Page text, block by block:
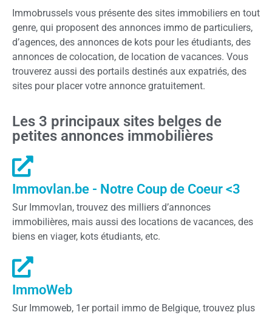
Immobrussels vous présente des sites immobiliers en tout
genre, qui proposent des annonces immo de particuliers,
d’agences, des annonces de kots pour les étudiants, des
annonces de colocation, de location de vacances. Vous
trouverez aussi des portails destinés aux expatriés, des
sites pour placer votre annonce gratuitement.
Les 3 principaux sites belges de
petites annonces immobilières
Immovlan.be - Notre Coup de Coeur <3
Sur Immovlan, trouvez des milliers d’annonces
immobilières, mais aussi des locations de vacances, des
biens en viager, kots étudiants, etc.
ImmoWeb
Sur Immoweb, 1er portail immo de Belgique, trouvez plus